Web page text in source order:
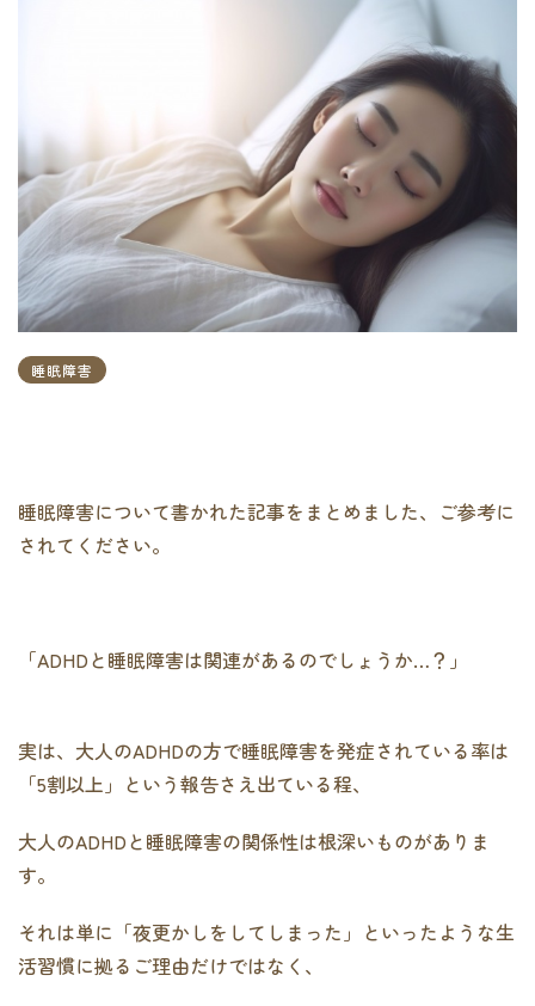
睡眠障害
睡眠障害について書かれた記事をまとめました、ご参考に
されてください。
「ADHDと睡眠障害は関連があるのでしょうか…？」
実は、大人のADHDの方で睡眠障害を発症されている率は
「5割以上」という報告さえ出ている程、
大人のADHDと睡眠障害の関係性は根深いものがありま
す。
それは単に「夜更かしをしてしまった」といったような生
活習慣に拠るご理由だけではなく、